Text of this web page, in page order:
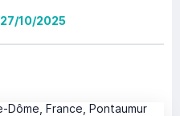
27/10/2025